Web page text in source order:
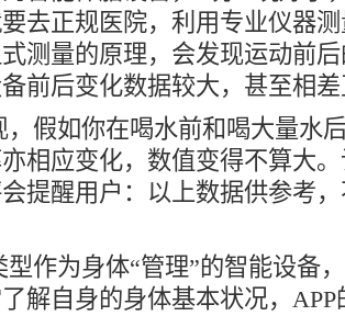
去正规医院，利用专业仪器
测量的原理，会发现运动前
前后变化数据较大，甚至相
，假如你在喝水前和喝大量水
相应变化，数值变得不算大
提醒用户：以上数据供参考
型作为身体“管理”的智能设备
解自身的身体基本状况，